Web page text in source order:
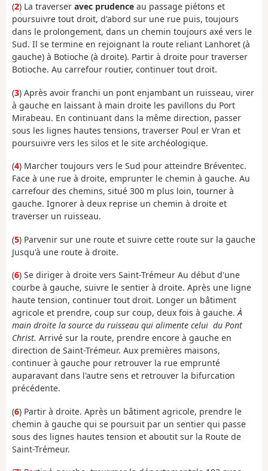
(2) La traverser avec prudence au passage piétons et
poursuivre tout droit, d'abord sur une rue puis, toujours
dans le prolongement, dans un chemin toujours axé vers le
Sud. Il se termine en rejoignant la route reliant Lanhoret (à
gauche) à Botioche (à droite). Partir à droite pour traverser
Botioche. Au carrefour routier, continuer tout droit.
(3) Après avoir franchi un pont enjambant un ruisseau, virer
à gauche en laissant à main droite les pavillons du Port
Mirabeau. En continuant dans la même direction, passer
sous les lignes hautes tensions, traverser Poul er Vran et
poursuivre vers les silos et le site archéologique.
(4) Marcher toujours vers le Sud pour atteindre Bréventec.
Face à une rue à droite, emprunter le chemin à gauche. Au
carrefour des chemins, situé 300 m plus loin, tourner à
gauche. Ignorer à deux reprise un chemin à droite et
traverser un ruisseau.
(5) Parvenir sur une route et suivre cette route sur la gauche
Jusqu'à une route à droite.
(6) Se diriger à droite vers Saint-Trémeur Au début d'une
courbe à gauche, suivre le sentier à droite. Après une ligne
haute tension, continuer tout droit. Longer un bâtiment
agricole et prendre, coup sur coup, deux fois à gauche.À
main droite la source du ruisseau qui alimente celui du Pont
Christ. Arrivé sur la route, prendre encore à gauche en
direction de Saint-Trémeur. Aux premières maisons,
continuer à gauche pour retrouver la rue emprunté
auparavant dans l'autre sens et retrouver la bifurcation
précédente.
(6) Partir à droite. Après un bâtiment agricole, prendre le
chemin à gauche qui se poursuit par un sentier qui passe
sous des lignes hautes tension et aboutit sur la Route de
Saint-Trémeur.